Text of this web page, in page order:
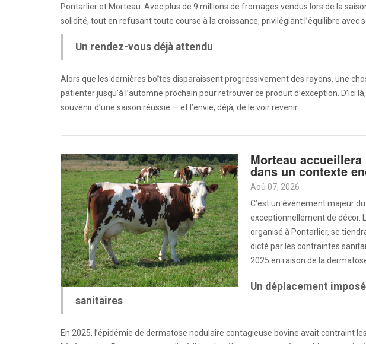
Pontarlier et Morteau. Avec plus de 9 millions de fromages vendus lors de la
solidité, tout en refusant toute course à la croissance, privilégiant l’équilibre avec
Un rendez-vous déjà attendu
Alors que les dernières boîtes disparaissent progressivement des rayons, une
patienter jusqu’à l’automne prochain pour retrouver ce produit d’exception. D’ici
souvenir d’une saison réussie — et l’envie, déjà, de le voir revenir.
Morteau
dans un contexte
Aoû 07, 2026
C’est un événement majeur
exceptionnellement de décor.
organisé à Pontarlier, se
dicté par les contraintes
2025 en raison de la
Un déplacement
sanitaires
En 2025, l’épidémie de dermatose nodulaire contagieuse bovine avait contraint